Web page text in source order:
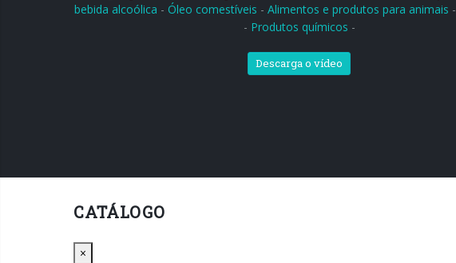
bebida alcoólica - Óleo comestíveis - Alimentos e produtos para animais -
- Produtos químicos -
Descarga o vídeo
CATÁLOGO
×